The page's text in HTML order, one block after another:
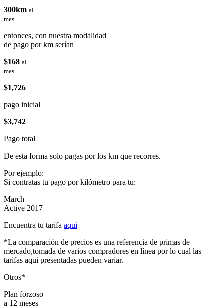
300km al
mes
entonces, con nuestra modalidad
de pago por km serían
$168 al
mes
$1,726
pago inicial
$3,742
Pago total
De esta forma solo pagas por los km que recorres.
Por ejemplo:
Si contratas tu pago por kilómetro para tu:
March
Active 2017
Encuentra tu tarifa aqui
*La comparación de precios es una referencia de primas de
mercado,tomada de varios compradores en línea por lo cual las
tarifas aqui presentadas pueden variar.
Otros*
Plan forzoso
a 12 meses